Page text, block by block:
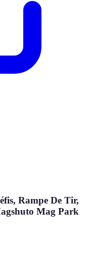
Rampe De Tir,
Mag Park